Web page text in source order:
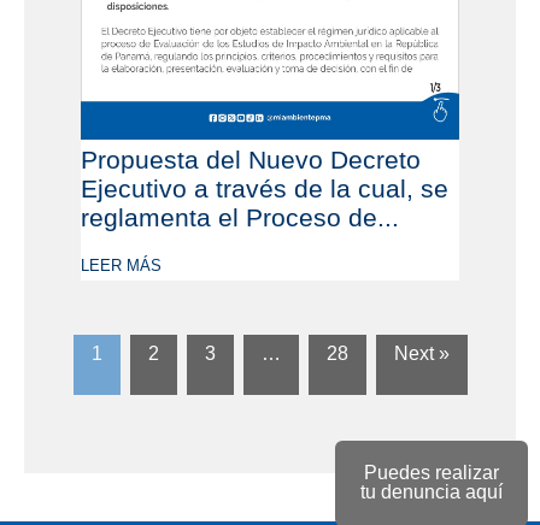
Puedes realizar
tu denuncia aquí
Propuesta del Nuevo Decreto
Ejecutivo a través de la cual, se
reglamenta el Proceso de...
LEER MÁS
1 2 3 … 28 Next »